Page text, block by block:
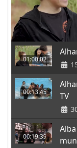
01:00:02
00:13:45
TV
00:19:39